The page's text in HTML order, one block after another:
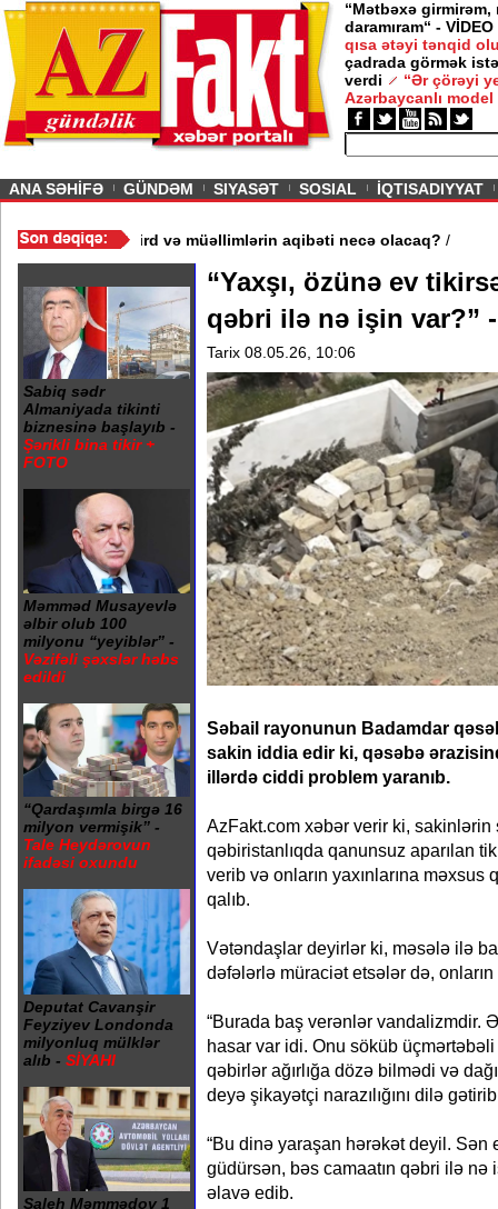
“Mətbəxə girmirəm,
daramıram“ - VİDEO
qısa ətəyi tənqid
çadrada görmək
verdi
“Ər çörəyi
Azərbaycanlı model
ANA SƏHİFƏ GÜNDƏM SIYASƏT SOSIAL İQTISADIYYAT
3 məktəb bağlandı - Şagird və müəllimlərin aqibəti necə olacaq?
Sabiq sədr
Almaniyada tikinti
biznesinə başlayıb -
Şərikli bina tikir +
FOTO
Məmməd Musayevlə
əlbir olub 100
milyonu “yeyiblər” -
Vəzifəli şəxslər həbs
edildi
“Qardaşımla birgə 16
milyon vermişik” -
Tale Heydərovun
ifadəsi oxundu
Deputat Cavanşir
Feyziyev Londonda
milyonluq mülklər
alıb - SİYAHI
Saleh Məmmədov 1
“Yaxşı, özünə ev
qəbri ilə nə işin var?”
Tarix 08.05.26, 10:06
Səbail rayonunun Badamdar
sakin iddia edir ki, qəsəbə
illərdə ciddi problem yaranıb.
AzFakt.com xəbər verir ki,
qəbiristanlıqda qanunsuz aparılan
verib və onların yaxınlarına məxsus
qalıb.
Vətəndaşlar deyirlər ki, məsələ ilə
dəfələrlə müraciət etsələr də,
“Burada baş verənlər vandalizmdir.
hasar var idi. Onu söküb
qəbirlər ağırlığa dözə bilmədi və
deyə şikayətçi narazılığını dilə
“Bu dinə yaraşan hərəkət deyil. Sən
güdürsən, bəs camaatın qəbri ilə nə
əlavə edib.